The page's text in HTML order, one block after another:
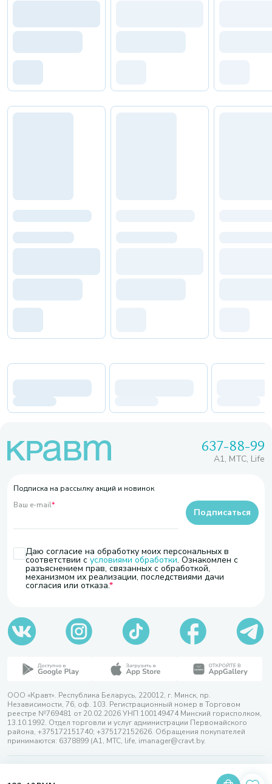
637-88-99
A1, МТС, Life
Подписка на рассылку акций и новинок
Ваш e-mail*
Даю согласие на обработку моих персональных в
соответствии с условиями обработки. Ознакомлен с
разъяснением прав, связанных с обработкой,
механизмом их реализации, последствиями дачи
согласия или отказа.
Подписаться
ООО «Кравт». Республика Беларусь, 220012, г. Минск, пр.
Независимости, 76, оф. 103. Регистрационный номер в Торговом
реестре №769481 от 20.02.2026 УНП 100149474 Минский горисполком,
13.10.1992. Отдел торговли и услуг администрации Первомайского
района, +375172151740; +375172152626. Обращения покупателей
принимаются: 6378899 (А1, МТС, life, imanager@cravt.by.